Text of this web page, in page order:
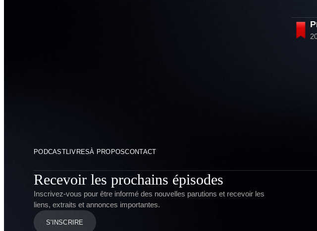
PODCASTLIVRESÀ PROPOSCONTACT
Recevoir les prochains épisodes
Inscrivez-vous pour être informé des nouvelles parutions et recevoir les
liens, extraits et annonces importantes.
S'INSCRIRE